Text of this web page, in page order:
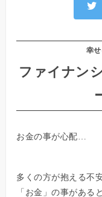
幸
ファイナン
お金の事が心配…
多くの方が抱える不
「お金」の事がある